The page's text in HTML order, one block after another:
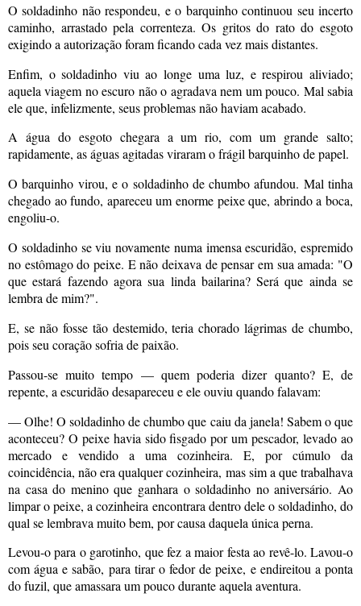
O soldadinho não respondeu, e o barquinho continuou seu incerto
caminho, arrastado pela correnteza. Os gritos do rato do esgoto
exigindo a autorização foram ficando cada vez mais distantes.
Enfim, o soldadinho viu ao longe uma luz, e respirou aliviado;
aquela viagem no escuro não o agradava nem um pouco. Mal sabia
ele que, infelizmente, seus problemas não haviam acabado.
A água do esgoto chegara a um rio, com um grande salto;
rapidamente, as águas agitadas viraram o frágil barquinho de papel.
O barquinho virou, e o soldadinho de chumbo afundou. Mal tinha
chegado ao fundo, apareceu um enorme peixe que, abrindo a boca,
engoliu-o.
O soldadinho se viu novamente numa imensa escuridão, espremido
no estômago do peixe. E não deixava de pensar em sua amada: "O
que estará fazendo agora sua linda bailarina? Será que ainda se
lembra de mim?".
E, se não fosse tão destemido, teria chorado lágrimas de chumbo,
pois seu coração sofria de paixão.
Passou-se muito tempo — quem poderia dizer quanto? E, de
repente, a escuridão desapareceu e ele ouviu quando falavam:
— Olhe! O soldadinho de chumbo que caiu da janela! Sabem o que
aconteceu? O peixe havia sido fisgado por um pescador, levado ao
mercado e vendido a uma cozinheira. E, por cúmulo da
coincidência, não era qualquer cozinheira, mas sim a que trabalhava
na casa do menino que ganhara o soldadinho no aniversário. Ao
limpar o peixe, a cozinheira encontrara dentro dele o soldadinho, do
qual se lembrava muito bem, por causa daquela única perna.
Levou-o para o garotinho, que fez a maior festa ao revê-lo. Lavou-o
com água e sabão, para tirar o fedor de peixe, e endireitou a ponta
do fuzil, que amassara um pouco durante aquela aventura.